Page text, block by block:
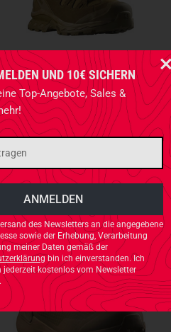
UND 10€ SICHERN
Top-Angebote, Sales &
des Newsletters an die angegebene
sowie der Erhebung, Verarbeitung
meiner Daten gemäß der
bin ich einverstanden. Ich
jederzeit kostenlos vom Newsletter
SALOMON
Quest 4D Forces 2 High GTX Coyote
€ 259,90